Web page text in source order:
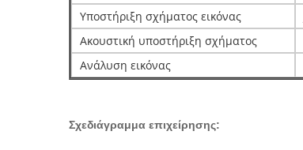
Υποστήριξη σχήματος εικόνας
Ακουστική υποστήριξη σχήματος
Ανάλυση εικόνας
Σχεδιάγραμμα επιχείρησης: